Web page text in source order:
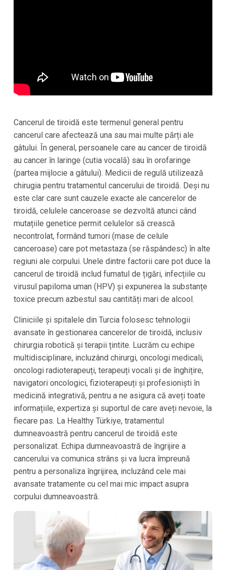
Cancerul de tiroidă este termenul general pentru
cancerul care afectează una sau mai multe părți ale
gâtului. În general, persoanele care au cancer de tiroidă
au cancer în laringe (cutia vocală) sau în orofaringe
(partea mijlocie a gâtului). Medicii de regulă utilizează
chirugia pentru tratamentul cancerului de tiroidă. Deși nu
este clar care sunt cauzele exacte ale cancerelor de
tiroidă, celulele canceroase se dezvoltă atunci când
mutațiile genetice permit celulelor să crească
necontrolat, formând tumori (mase de celule
canceroase) care pot metastaza (se răspândesc) în alte
regiuni ale corpului. Unele dintre factorii care pot duce la
cancerul de tiroidă includ fumatul de țigări, infecțiile cu
virusul papiloma uman (HPV) și expunerea la substanțe
toxice precum azbestul sau cantități mari de alcool.
Cliniciile și spitalele din Turcia folosesc tehnologii
avansate în gestionarea cancerelor de tiroidă, inclusiv
chirurgia robotică și terapii țintite. Lucrăm cu echipe
multidisciplinare, incluzând chirurgi, oncologi medicali,
oncologi radioterapeuți, terapeuți vocali și de înghițire,
navigatori oncologici, fizioterapeuți și profesioniști în
medicină integrativă, pentru a ne asigura că aveți toate
informațiile, expertiza și suportul de care aveți nevoie, la
fiecare pas. La Healthy Türkiye, tratamentul
dumneavoastră pentru cancerul de tiroidă este
personalizat. Echipa dumneavoastră de îngrijire a
cancerului va comunica strâns și va lucra împreună
pentru a personaliza îngrijirea, incluzând cele mai
avansate tratamente cu cel mai mic impact asupra
corpului dumneavoastră.